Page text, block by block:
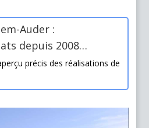
Auder :
depuis 2008…
précis des réalisations de